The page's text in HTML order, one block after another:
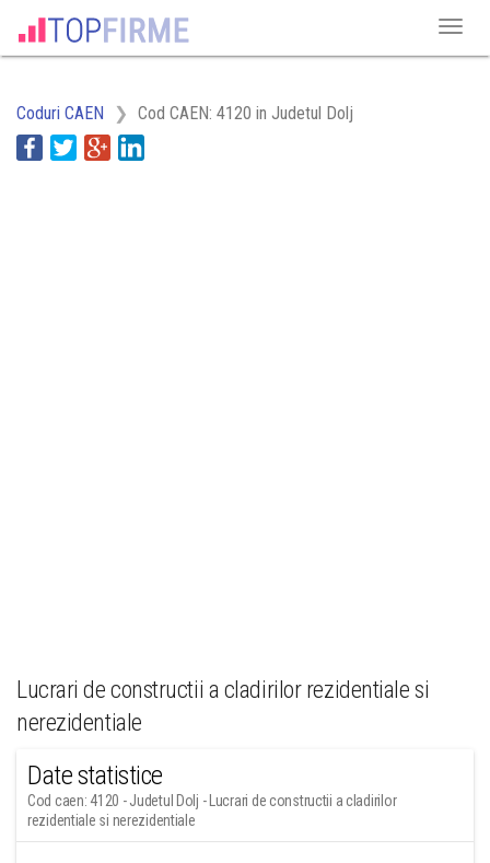
Coduri CAEN Cod CAEN: 4120 in Judetul Dolj
Lucrari de constructii a cladirilor rezidentiale si
nerezidentiale
Date statistice
Cod caen: 4120 - Judetul Dolj - Lucrari de constructii a cladirilor
rezidentiale si nerezidentiale